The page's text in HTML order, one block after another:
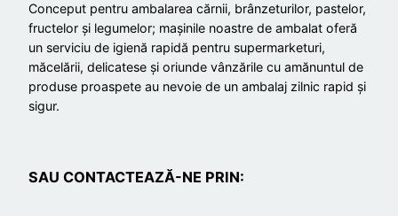
Conceput pentru ambalarea cărnii, brânzeturilor, pastelor,
fructelor și legumelor; mașinile noastre de ambalat oferă
un serviciu de igienă rapidă pentru supermarketuri,
măcelării, delicatese și oriunde vânzările cu amănuntul de
produse proaspete au nevoie de un ambalaj zilnic rapid și
sigur.
SAU CONTACTEAZĂ-NE PRIN: